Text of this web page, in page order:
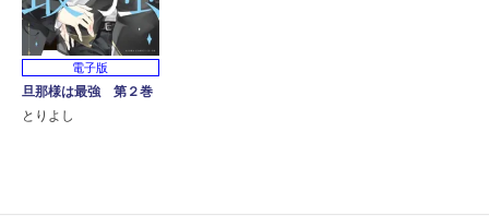
電子版
旦那様は最強 第２巻
とりよし